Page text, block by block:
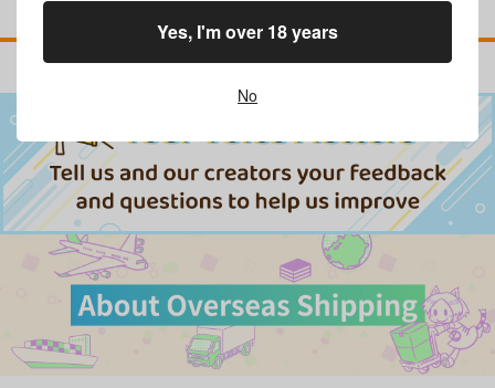
No
Yes, I'm over 18 years